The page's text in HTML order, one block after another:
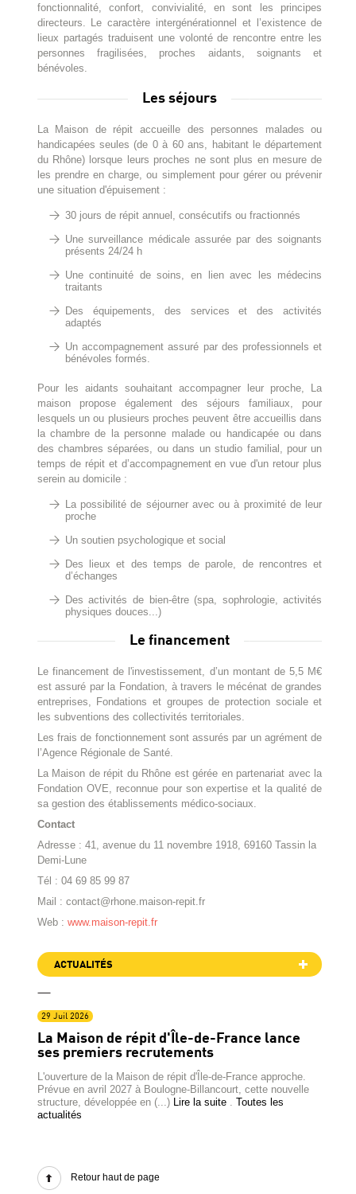
fonctionnalité, confort, convivialité, en sont les principes
directeurs. Le caractère intergénérationnel et l’existence de
lieux partagés traduisent une volonté de rencontre entre les
personnes fragilisées, proches aidants, soignants et
bénévoles.
Les séjours
La Maison de répit accueille des personnes malades ou
handicapées seules (de 0 à 60 ans, habitant le département
du Rhône) lorsque leurs proches ne sont plus en mesure de
les prendre en charge, ou simplement pour gérer ou prévenir
une situation d'épuisement :
30 jours de répit annuel, consécutifs ou fractionnés
Une surveillance médicale assurée par des soignants
présents 24/24 h
Une continuité de soins, en lien avec les médecins
traitants
Des équipements, des services et des activités
adaptés
Un accompagnement assuré par des professionnels et
bénévoles formés.
Pour les aidants souhaitant accompagner leur proche, La
maison propose également des séjours familiaux, pour
lesquels un ou plusieurs proches peuvent être accueillis dans
la chambre de la personne malade ou handicapée ou dans
des chambres séparées, ou dans un studio familial, pour un
temps de répit et d’accompagnement en vue d'un retour plus
serein au domicile :
La possibilité de séjourner avec ou à proximité de leur
proche
Un soutien psychologique et social
Des lieux et des temps de parole, de rencontres et
d’échanges
Des activités de bien-être (spa, sophrologie, activités
physiques douces...)
Le financement
Le financement de l'investissement, d’un montant de 5,5 M€
est assuré par la Fondation, à travers le mécénat de grandes
entreprises, Fondations et groupes de protection sociale et
les subventions des collectivités territoriales.
Les frais de fonctionnement sont assurés par un agrément de
l’Agence Régionale de Santé.
La Maison de répit du Rhône est gérée en partenariat avec la
Fondation OVE, reconnue pour son expertise et la qualité de
sa gestion des établissements médico-sociaux.
Contact
Adresse : 41, avenue du 11 novembre 1918, 69160 Tassin la
Demi-Lune
Tél : 04 69 85 99 87
Mail : contact@rhone.maison-repit.fr
Web : www.maison-repit.fr
ACTUALITÉS
29 Juil 2026
La Maison de répit d'Île-de-France lance
ses premiers recrutements
L'ouverture de la Maison de répit d'Île-de-France approche.
Prévue en avril 2027 à Boulogne-Billancourt, cette nouvelle
structure, développée en (...) Lire la suite. Toutes les
actualités
Retour haut de page